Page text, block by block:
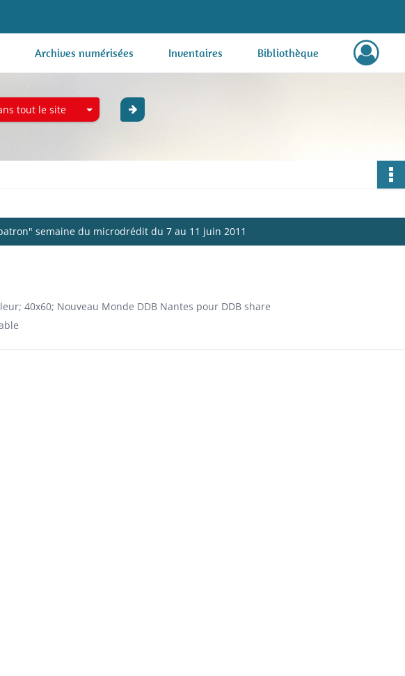
Archives numérisées Inventaires Bibliothèque
tout le site
semaine du microdrédit du 7 au 11 juin 2011
40x60; Nouveau Monde DDB Nantes pour DDB share